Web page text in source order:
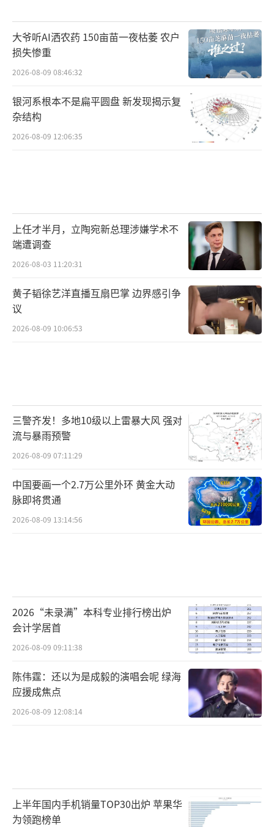
大爷听AI洒农药 150亩苗一夜枯萎 农户
损失惨重
2026-08-09 08:46:32
银河系根本不是扁平圆盘 新发现揭示复
杂结构
2026-08-09 12:06:35
上任才半月，立陶宛新总理涉嫌学术不
端遭调查
2026-08-03 11:20:31
黄子韬徐艺洋直播互扇巴掌 边界感引争
议
2026-08-09 10:06:53
三警齐发！多地10级以上雷暴大风 强对
流与暴雨预警
2026-08-09 07:11:29
中国要画一个2.7万公里外环 黄金大动
脉即将贯通
2026-08-09 13:14:56
2026“未录满”本科专业排行榜出炉
会计学居首
2026-08-09 09:11:38
陈伟霆：还以为是成毅的演唱会呢 绿海
应援成焦点
2026-08-09 12:08:14
上半年国内手机销量TOP30出炉 苹果华
为领跑榜单